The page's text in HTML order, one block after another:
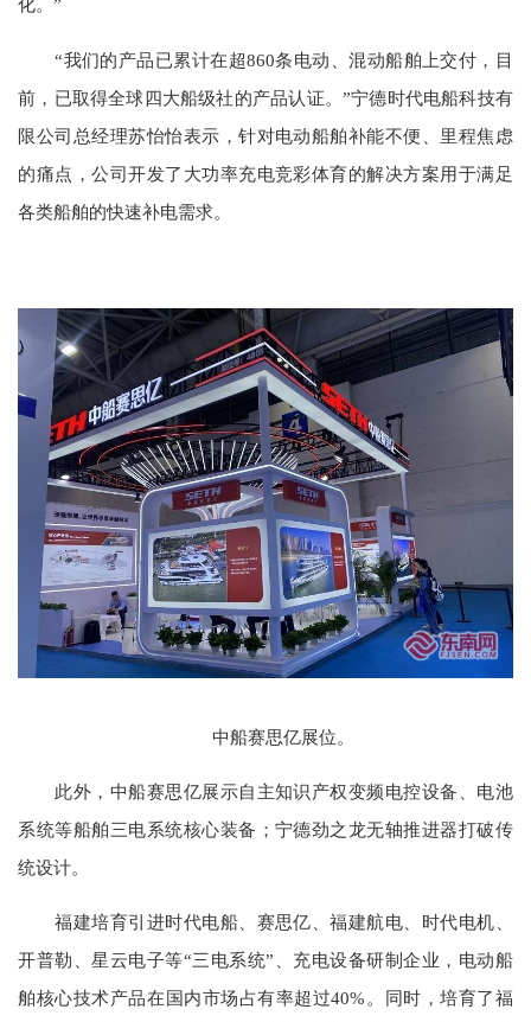
化。”
“我们的产品已累计在超860条电动、混动船舶上交付，目
前，已取得全球四大船级社的产品认证。”宁德时代电船科技有
限公司总经理苏怡怡表示，针对电动船舶补能不便、里程焦虑
的痛点，公司开发了大功率充电竞彩体育的解决方案用于满足
各类船舶的快速补电需求。
中船赛思亿展位。
此外，中船赛思亿展示自主知识产权变频电控设备、电池
系统等船舶三电系统核心装备；宁德劲之龙无轴推进器打破传
统设计。
福建培育引进时代电船、赛思亿、福建航电、时代电机、
开普勒、星云电子等“三电系统”、充电设备研制企业，电动船
舶核心技术产品在国内市场占有率超过40%。同时，培育了福